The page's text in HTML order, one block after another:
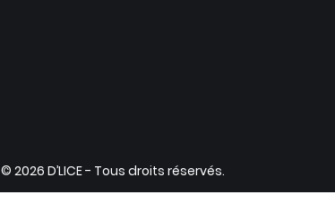
© 2026 D’LICE - Tous droits réservés.